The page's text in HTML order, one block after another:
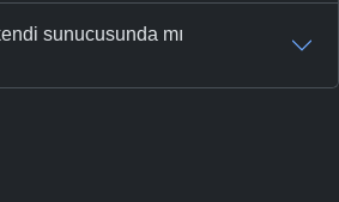
sunucusunda mı